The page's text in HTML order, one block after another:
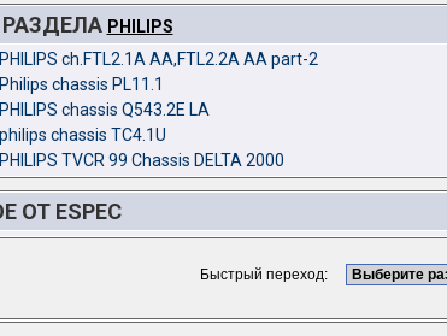
PHILIPS
PHILIPS ch.FTL2.1A AA,FTL2.2A AA part-2
Philips chassis PL11.1
PHILIPS chassis Q543.2E LA
philips chassis TC4.1U
PHILIPS TVCR 99 Chassis DELTA 2000
ОТ ESPEC
Быстрый переход: